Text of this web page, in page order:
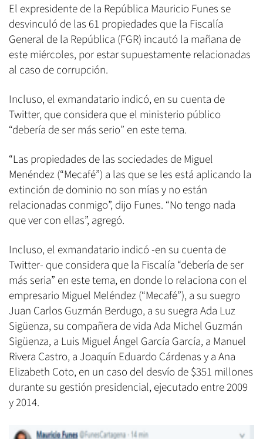
El expresidente de la República Mauricio Funes se
desvinculó de las 61 propiedades que la Fiscalía
General de la República (FGR) incautó la mañana de
este miércoles, por estar supuestamente relacionadas
al caso de corrupción.
Incluso, el exmandatario indicó, en su cuenta de
Twitter, que considera que el ministerio público
“debería de ser más serio” en este tema.
“Las propiedades de las sociedades de Miguel
Menéndez (“Mecafé”) a las que se les está aplicando la
extinción de dominio no son mías y no están
relacionadas conmigo”, dijo Funes. “No tengo nada
que ver con ellas”, agregó.
Incluso, el exmandatario indicó -en su cuenta de
Twitter- que considera que la Fiscalía “debería de ser
más seria” en este tema, en donde lo relaciona con el
empresario Miguel Meléndez (“Mecafé”), a su suegro
Juan Carlos Guzmán Berdugo, a su suegra Ada Luz
Sigüenza, su compañera de vida Ada Michel Guzmán
Sigüenza, a Luis Miguel Ángel García García, a Manuel
Rivera Castro, a Joaquín Eduardo Cárdenas y a Ana
Elizabeth Coto, en un caso del desvío de $351 millones
durante su gestión presidencial, ejecutado entre 2009
y 2014.